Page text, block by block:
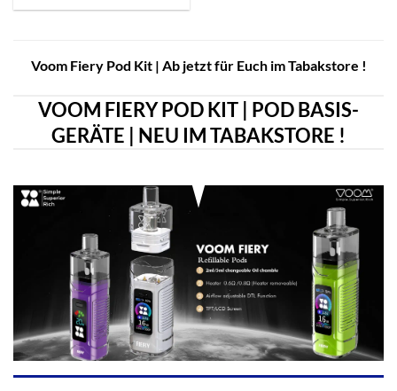
Voom Fiery Pod Kit | Ab jetzt für Euch im Tabakstore !
VOOM FIERY POD KIT | POD BASIS-
GERÄTE | NEU IM TABAKSTORE !